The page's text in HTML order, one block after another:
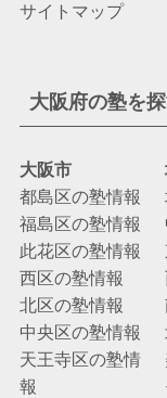
サイトマップ
大阪府の塾を
大阪市
都島区の塾情報
福島区の塾情報
此花区の塾情報
西区の塾情報
北区の塾情報
中央区の塾情報
天王寺区の塾情
報